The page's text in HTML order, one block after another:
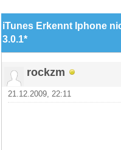
iTunes Erkennt Iphone
3.0.1*
rockzm
21.12.2009, 22:11